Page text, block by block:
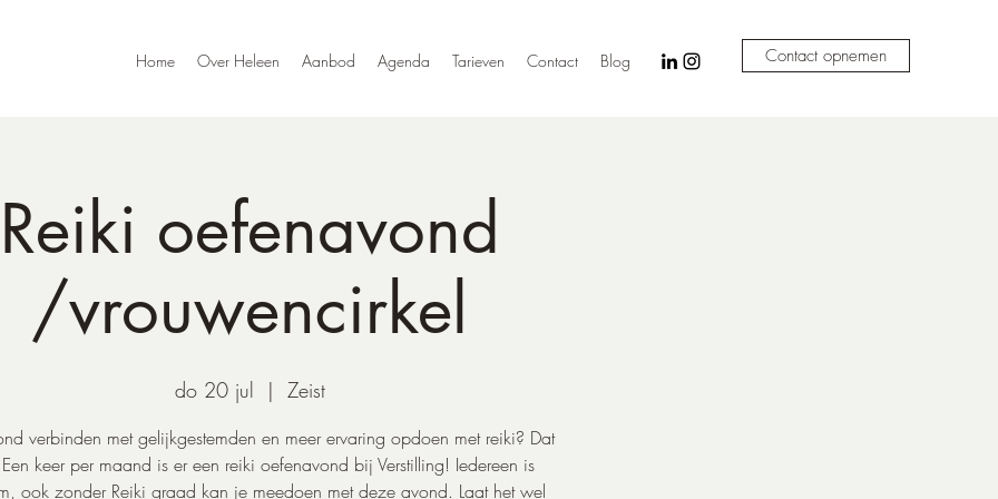
Home Over Heleen Aanbod Agenda Tarieven Contact Blog Contact opnemen
Reiki oefenavond
/vrouwencirkel
do 20 jul
  |
Zeist
verbinden met gelijkgestemden en meer ervaring opdoen met reiki? Dat
keer per maand is er een reiki oefenavond bij Verstilling! Iedereen is
ook zonder Reiki graad kan je meedoen met deze avond. Laat het wel